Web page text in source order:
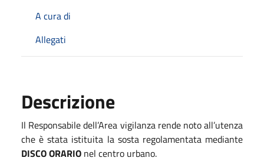
A cura di
Allegati
Descrizione
Il Responsabile dell’Area vigilanza rende noto all’utenza
che è stata istituita la sosta regolamentata mediante
DISCO ORARIO nel centro urbano.